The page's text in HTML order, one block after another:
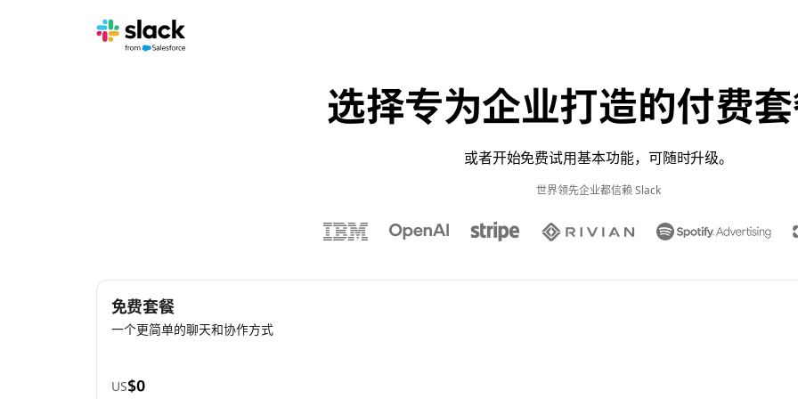
选择专为企业打造的付费
或者开始免费试用基本功能，可随时升级。
世界领先企业都信赖 Slack
免费套餐
一个更简单的聊天和协作方式
US$0